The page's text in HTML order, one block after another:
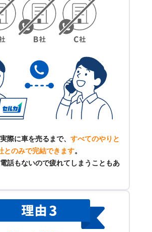
際に車を売るまで、 すべてのやりと
とのみで完結できます。
話もないので疲れてしまうこともあ